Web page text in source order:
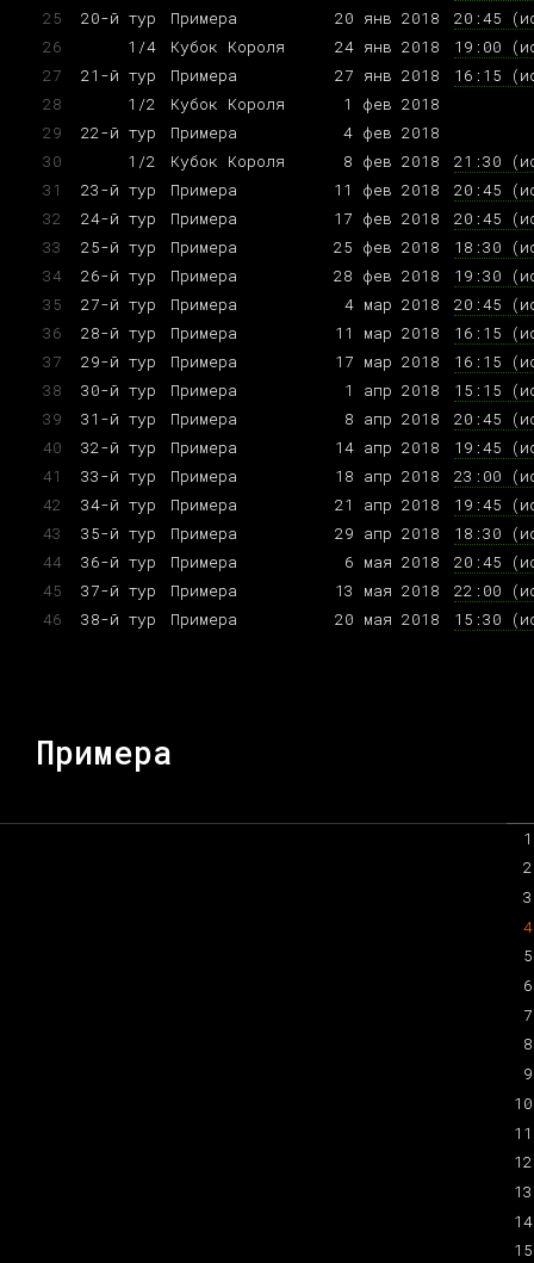
25
20-й тур Примера 20 янв 2018
20:45
26
1/4 Кубок Короля 24 янв 2018
19:00
27
21-й тур Примера 27 янв 2018
16:15
28
1/2 Кубок Короля
1 фев 2018
29
22-й тур Примера
4 фев 2018
30
1/2 Кубок Короля 8 фев 2018
21:30
31
23-й тур Примера 11 фев 2018
20:45
32
24-й тур Примера 17 фев 2018
20:45
33
25-й тур Примера 25 фев 2018
18:30
34
26-й тур Примера 28 фев 2018
19:30
35
27-й тур Примера 4 мар 2018
20:45
36
28-й тур Примера 11 мар 2018
16:15
37
29-й тур Примера 17 мар 2018
16:15
38
30-й тур Примера 1 апр 2018
15:15
39
31-й тур Примера 8 апр 2018
20:45
40
32-й тур Примера 14 апр 2018
19:45
41
33-й тур Примера 18 апр 2018
23:00
42
34-й тур Примера 21 апр 2018
19:45
43
35-й тур Примера 29 апр 2018
18:30
44
36-й тур Примера 6 мая 2018
20:45
45
37-й тур Примера 13 мая 2018
22:00
46
38-й тур Примера 20 мая 2018 15:30
Примера
1
2
3
4
5
6
7
8
9
10
11
12
13
14
15